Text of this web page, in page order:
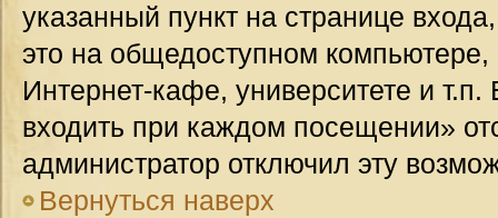
указанный пункт на странице
это на общедоступном
Интернет-кафе, университете и т.п.
входить при каждом посещении»
администратор отключил эту
Вернуться наверх